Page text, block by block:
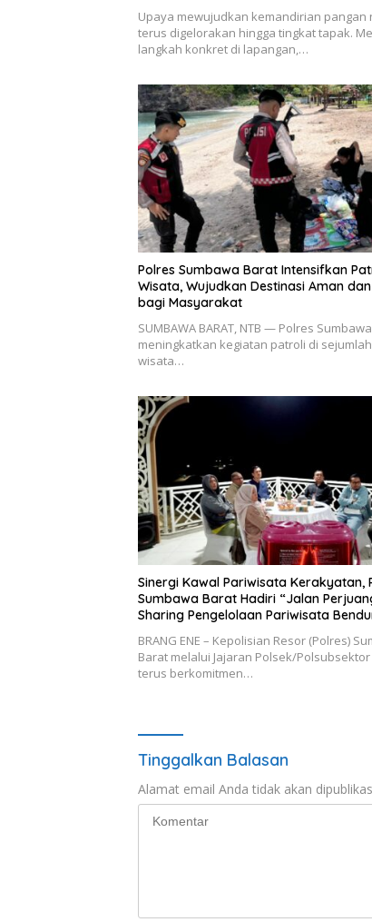
Upaya mewujudkan kemandirian pangan
terus digelorakan hingga tingkat tapak.
langkah konkret di lapangan,…
Polres Sumbawa Barat Intensifkan
Wisata, Wujudkan Destinasi Aman
bagi Masyarakat
SUMBAWA BARAT, NTB — Polres
meningkatkan kegiatan patroli di
wisata…
Sinergi Kawal Pariwisata Kerakyatan,
Sumbawa Barat Hadiri “Jalan
Sharing Pengelolaan Pariwisata
BRANG ENE – Kepolisian Resor (Polres)
Barat melalui Jajaran Polsek/Polsubsektor
terus berkomitmen…
Tinggalkan Balasan
Alamat email Anda tidak akan